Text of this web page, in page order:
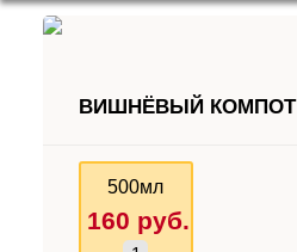
ВИШНЁВЫЙ КОМПОТ
500мл
160 руб.